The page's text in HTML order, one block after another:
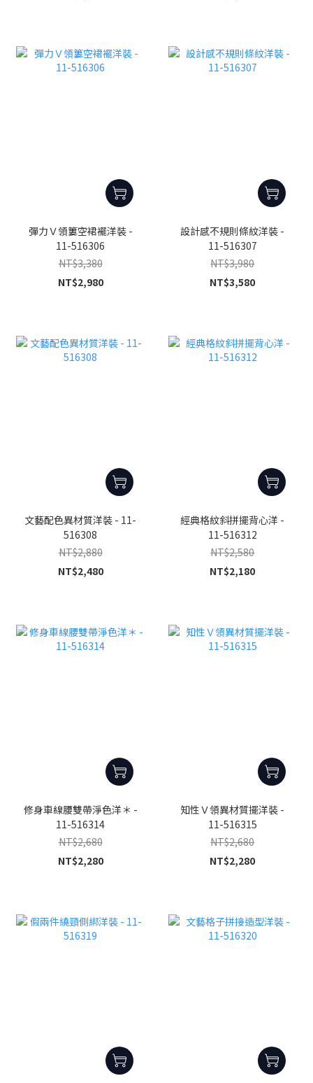
彈力Ｖ領簍空裙襬洋裝 -
11-516306
NT$3,380
NT$2,980
設計感不規則條紋洋裝 -
11-516307
NT$3,980
NT$3,580
文藝配色異材質洋裝 - 11-
516308
NT$2,880
NT$2,480
經典格紋斜拼擺背心洋 -
11-516312
NT$2,580
NT$2,180
修身車線腰雙帶淨色洋＊ -
11-516314
NT$2,680
NT$2,280
知性Ｖ領異材質擺洋裝 -
11-516315
NT$2,680
NT$2,280